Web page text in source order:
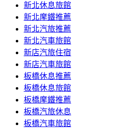
新北休息旅館
新北摩鐵推薦
新北汽旅推薦
新北汽車旅館
新店汽旅住宿
新店汽車旅館
板橋休息推薦
板橋休息旅館
板橋摩鐵推薦
板橋汽旅休息
板橋汽車旅館